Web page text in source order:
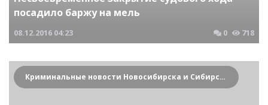
посадило баржу на мель
08.12.2016 04:23 0 718
Криминальные новости Новосибирска и Сибирского региона